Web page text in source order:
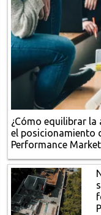
¿Cómo equilibrar
el posicionamiento
Performance